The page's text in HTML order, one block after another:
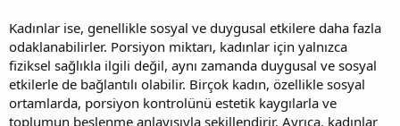
Kadınlar ise, genellikle sosyal ve duygusal etkilere daha fazla
odaklanabilirler. Porsiyon miktarı, kadınlar için yalnızca
fiziksel sağlıkla ilgili değil, aynı zamanda duygusal ve sosyal
etkilerle de bağlantılı olabilir. Birçok kadın, özellikle sosyal
ortamlarda, porsiyon kontrolünü estetik kaygılarla ve
toplumun beslenme anlayışıyla şekillendirir. Ayrıca, kadınlar